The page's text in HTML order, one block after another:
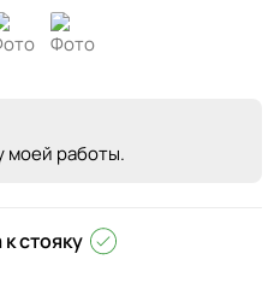
моей работы.
стояку